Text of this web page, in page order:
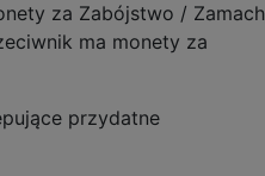
za Zabójstwo / Zamach
ma monety za
przydatne